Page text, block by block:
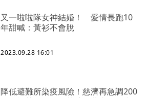
又一啦啦隊女神結婚！ 愛情長跑10
年甜喊：黃衫不會脫
2023.09.28 16:01
降低避難所染疫風險！慈濟再急調200